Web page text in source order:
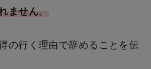
ません。
の行く理由で辞めることを伝